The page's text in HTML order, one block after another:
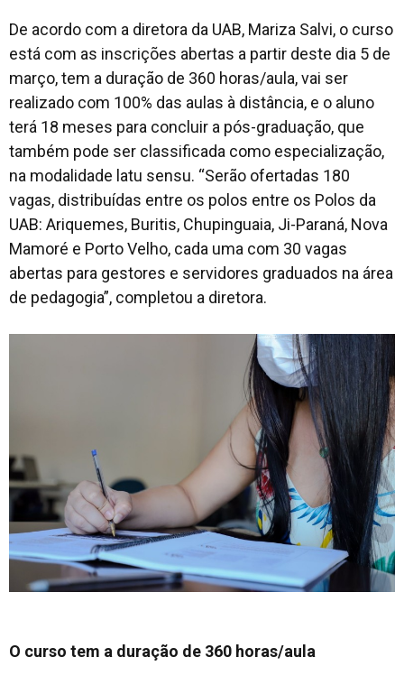
De acordo com a diretora da UAB, Mariza Salvi, o curso
está com as inscrições abertas a partir deste dia 5 de
março, tem a duração de 360 horas/aula, vai ser
realizado com 100% das aulas à distância, e o aluno
terá 18 meses para concluir a pós-graduação, que
também pode ser classificada como especialização,
na modalidade latu sensu. “Serão ofertadas 180
vagas, distribuídas entre os polos entre os Polos da
UAB: Ariquemes, Buritis, Chupinguaia, Ji-Paraná, Nova
Mamoré e Porto Velho, cada uma com 30 vagas
abertas para gestores e servidores graduados na área
de pedagogia”, completou a diretora.
O curso tem a duração de 360 horas/aula